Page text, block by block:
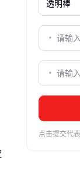
点击提交代